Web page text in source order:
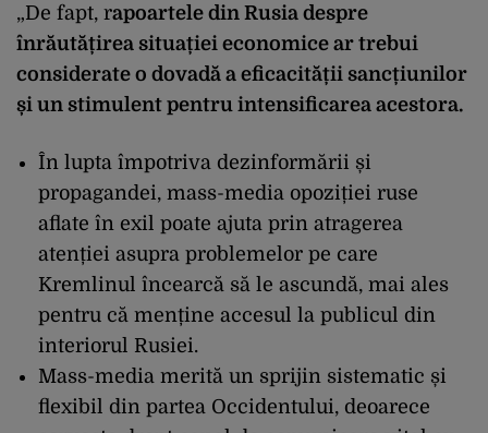
„De fapt, rapoartele din Rusia despre
înrăutățirea situației economice ar trebui
considerate o dovadă a eficacității sancțiunilor
și un stimulent pentru intensificarea acestora.
În lupta împotriva dezinformării și
propagandei, mass-media opoziției ruse
aflate în exil poate ajuta prin atragerea
atenției asupra problemelor pe care
Kremlinul încearcă să le ascundă, mai ales
pentru că menține accesul la publicul din
interiorul Rusiei.
Mass-media merită un sprijin sistematic și
flexibil din partea Occidentului, deoarece